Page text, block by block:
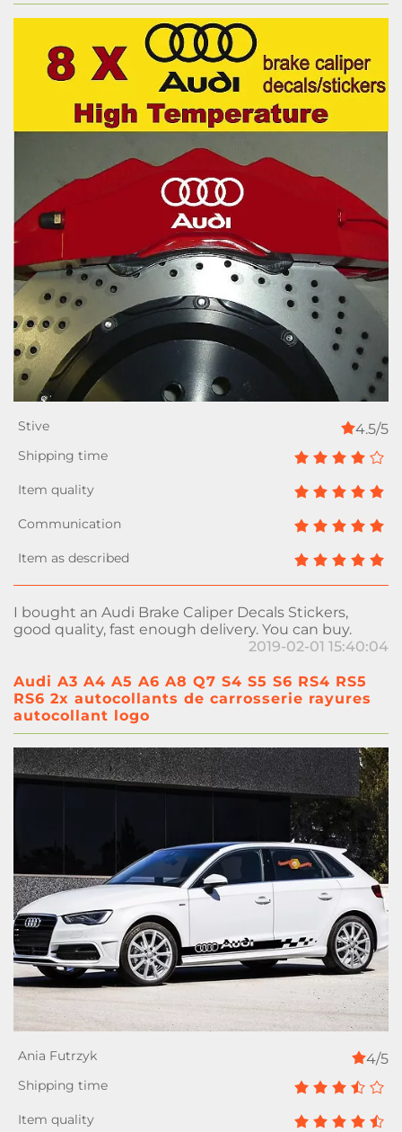
4.5/5
I bought an Audi Brake Caliper Decals Stickers,
good quality, fast enough delivery. You can buy.
2019-02-01 15:40:04
Audi A3 A4 A5 A6 A8 Q7 S4 S5 S6 RS4 RS5
RS6 2x autocollants de carrosserie rayures
autocollant logo
4/5